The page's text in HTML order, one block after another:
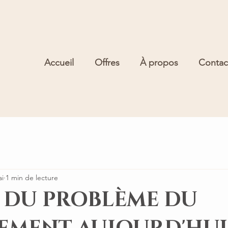
Accueil Offres À propos
PROBLÈME DU
1 min de lecture